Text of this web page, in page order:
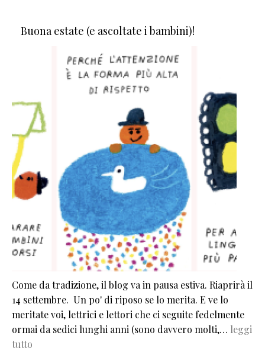
Buona estate (e ascoltate i bambini)!
Come da tradizione, il blog va in pausa estiva. Riaprirà il
14 settembre. Un po' di riposo se lo merita. E ve lo
meritate voi, lettrici e lettori che ci seguite fedelmente
ormai da sedici lunghi anni (sono davvero molti,… leggi
tutto